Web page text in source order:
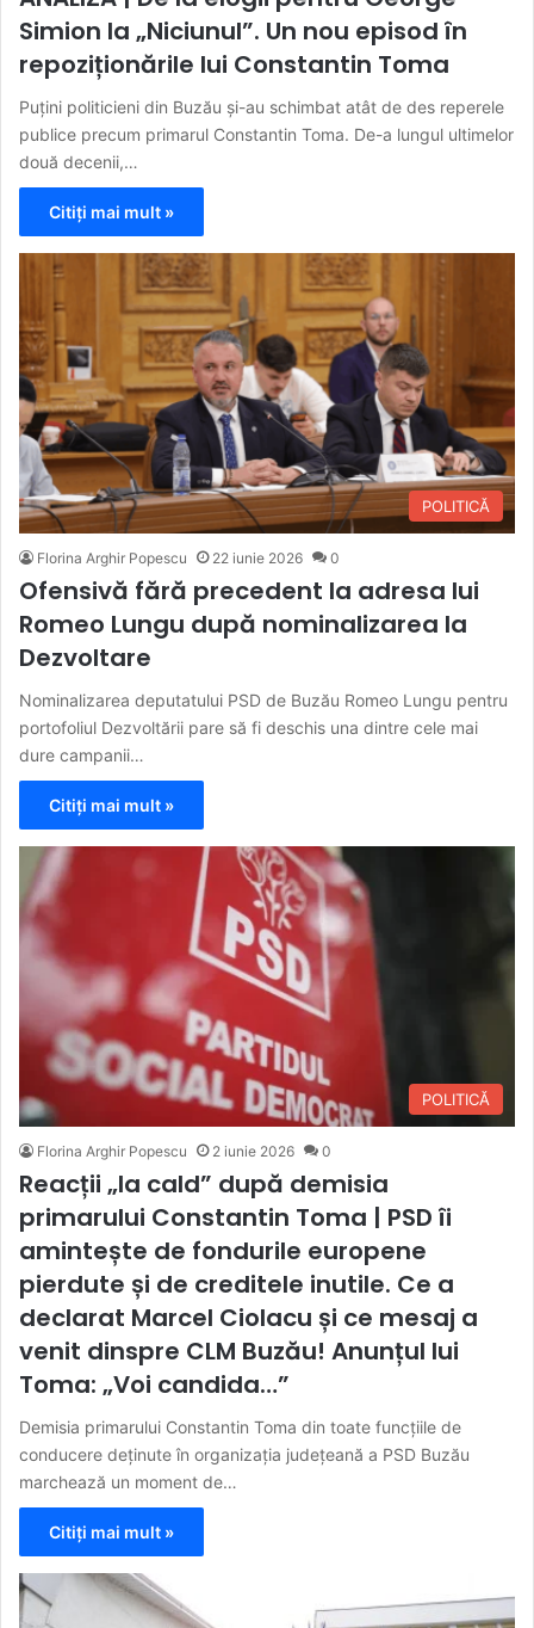
Simion la „Niciunul”. Un nou episod în
repoziționările lui Constantin Toma
Puțini politicieni din Buzău și-au schimbat atât de des reperele
publice precum primarul Constantin Toma. De-a lungul ultimelor
două decenii,…
Citiți mai mult »
POLITICĂ
Florina Arghir Popescu 22 iunie 2026 0
Ofensivă fără precedent la adresa lui
Romeo Lungu după nominalizarea la
Dezvoltare
Nominalizarea deputatului PSD de Buzău Romeo Lungu pentru
portofoliul Dezvoltării pare să fi deschis una dintre cele mai
dure campanii…
Citiți mai mult »
POLITICĂ
Florina Arghir Popescu 2 iunie 2026 0
Reacții „la cald” după demisia
primarului Constantin Toma | PSD îi
amintește de fondurile europene
pierdute și de creditele inutile. Ce a
declarat Marcel Ciolacu și ce mesaj a
venit dinspre CLM Buzău! Anunțul lui
Toma: „Voi candida…”
Demisia primarului Constantin Toma din toate funcțiile de
conducere deținute în organizația județeană a PSD Buzău
marchează un moment de…
Citiți mai mult »